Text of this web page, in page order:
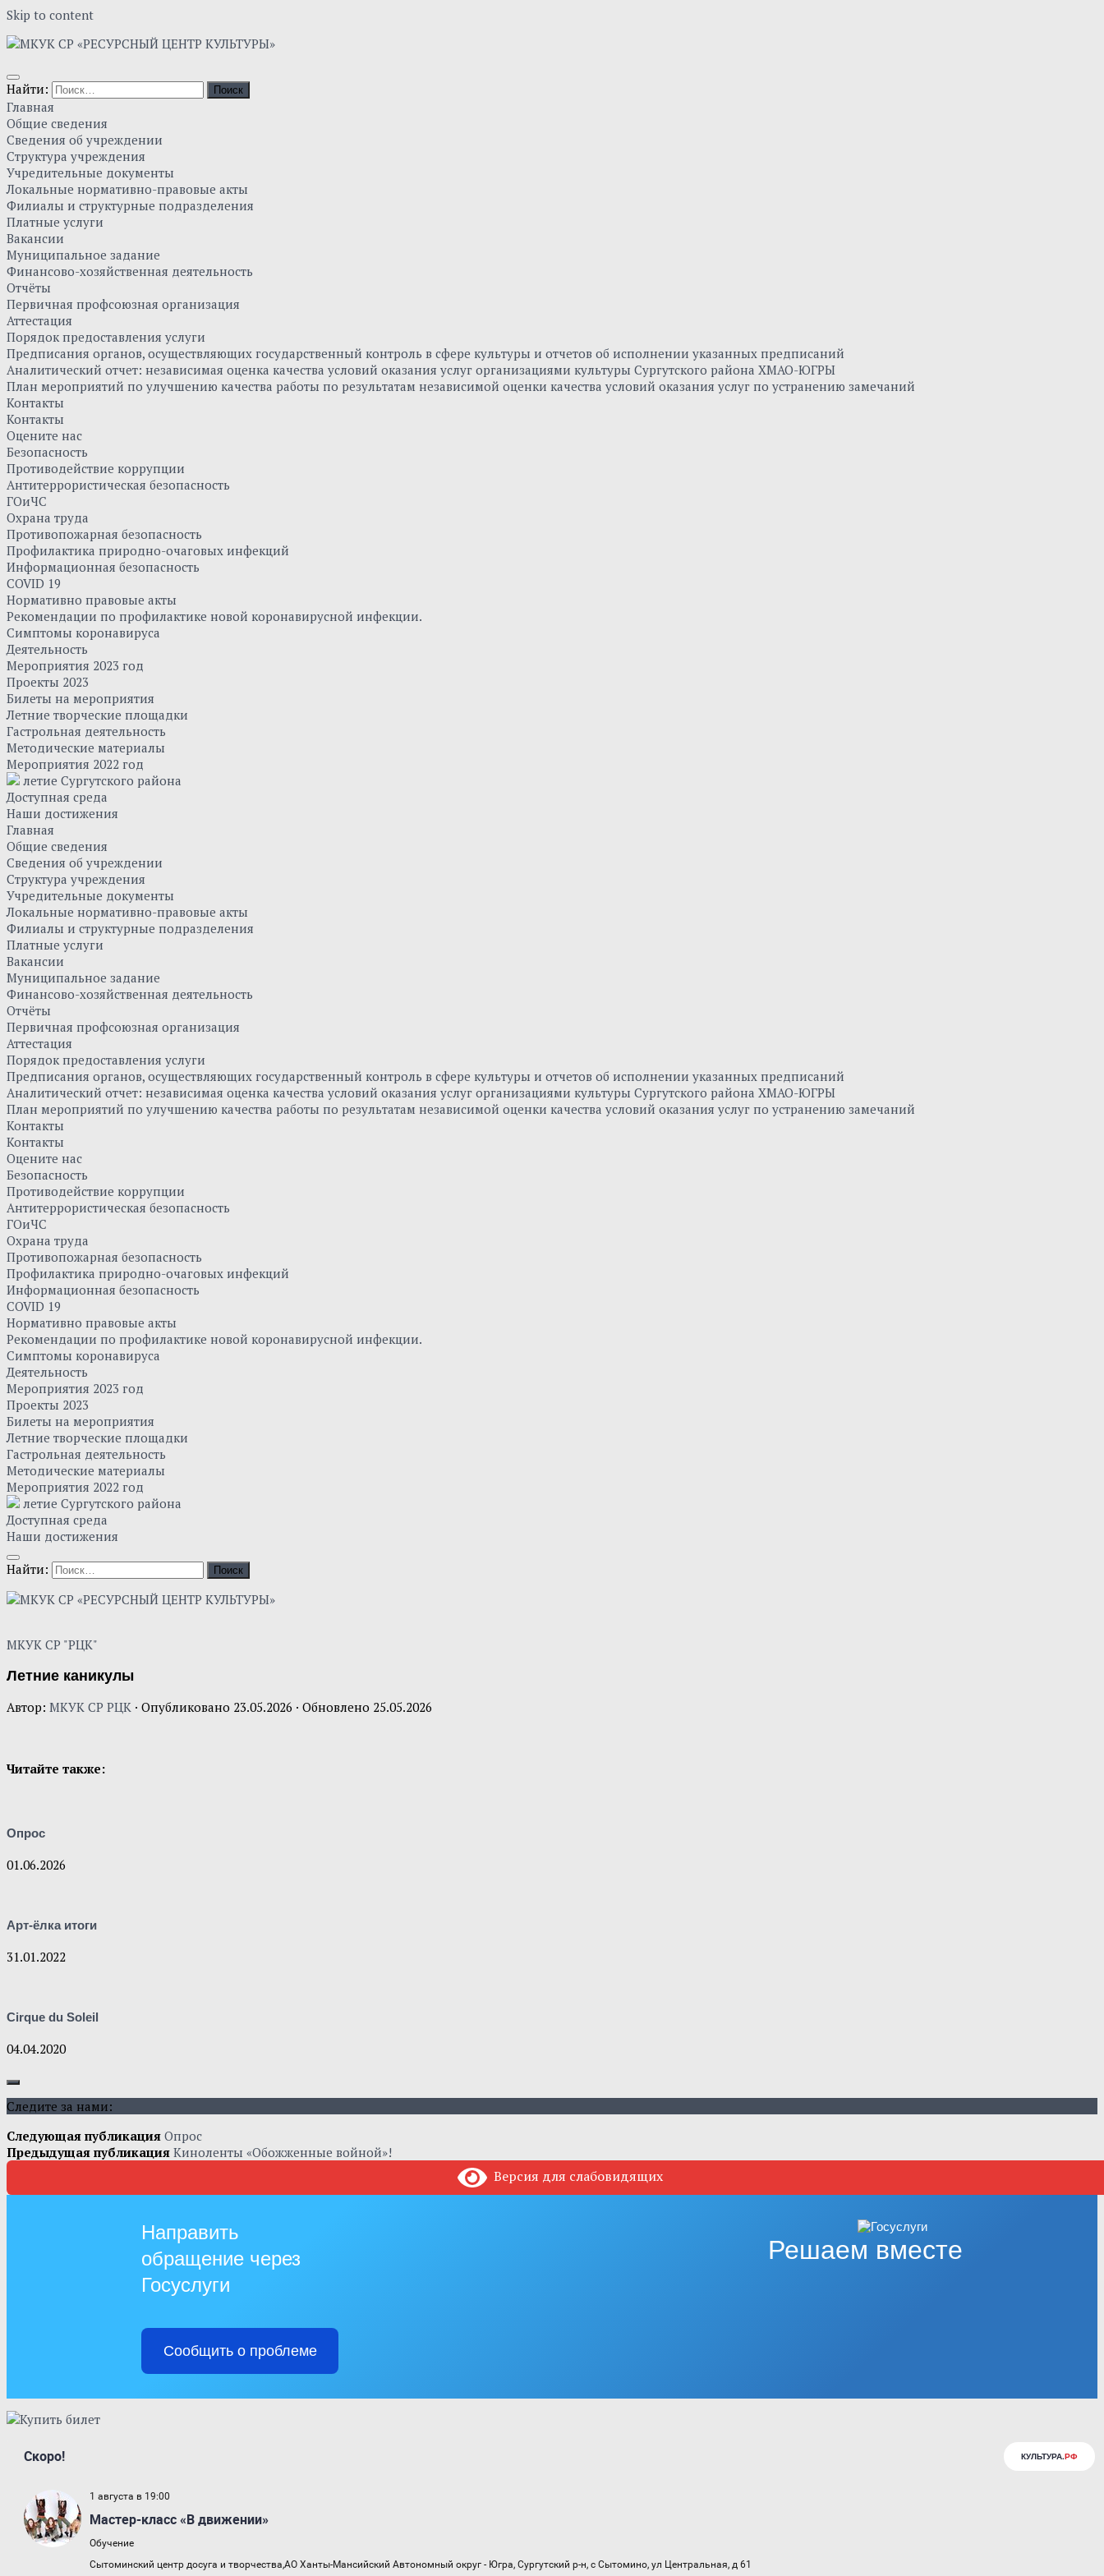
Skip to content
Найти:
Главная
Общие сведения
Сведения об учреждении
Структура учреждения
Учредительные документы
Локальные нормативно-правовые акты
Филиалы и структурные подразделения
Платные услуги
Вакансии
Муниципальное задание
Финансово-хозяйственная деятельность
Отчёты
Первичная профсоюзная организация
Аттестация
Порядок предоставления услуги
Предписания органов, осуществляющих государственный контроль в сфере культуры и отчетов об исполнении указанных предписаний
Аналитический отчет: независимая оценка качества условий оказания услуг организациями культуры Сургутского района ХМАО-ЮГРЫ
План мероприятий по улучшению качества работы по результатам независимой оценки качества условий оказания услуг по устранению замечаний
Контакты
Контакты
Оцените нас
Безопасность
Противодействие коррупции
Антитеррористическая безопасность
ГОиЧС
Охрана труда
Противопожарная безопасность
Профилактика природно-очаговых инфекций
Информационная безопасность
COVID 19
Нормативно правовые акты
Рекомендации по профилактике новой коронавирусной инфекции.
Симптомы коронавируса
Деятельность
Мероприятия 2023 год
Проекты 2023
Билеты на мероприятия
Летние творческие площадки
Гастрольная деятельность
Методические материалы
Мероприятия 2022 год
летие Сургутского района
Доступная среда
Наши достижения
Главная
Общие сведения
Сведения об учреждении
Структура учреждения
Учредительные документы
Локальные нормативно-правовые акты
Филиалы и структурные подразделения
Платные услуги
Вакансии
Муниципальное задание
Финансово-хозяйственная деятельность
Отчёты
Первичная профсоюзная организация
Аттестация
Порядок предоставления услуги
Предписания органов, осуществляющих государственный контроль в сфере культуры и отчетов об исполнении указанных предписаний
Аналитический отчет: независимая оценка качества условий оказания услуг организациями культуры Сургутского района ХМАО-ЮГРЫ
План мероприятий по улучшению качества работы по результатам независимой оценки качества условий оказания услуг по устранению замечаний
Контакты
Контакты
Оцените нас
Безопасность
Противодействие коррупции
Антитеррористическая безопасность
ГОиЧС
Охрана труда
Противопожарная безопасность
Профилактика природно-очаговых инфекций
Информационная безопасность
COVID 19
Нормативно правовые акты
Рекомендации по профилактике новой коронавирусной инфекции.
Симптомы коронавируса
Деятельность
Мероприятия 2023 год
Проекты 2023
Билеты на мероприятия
Летние творческие площадки
Гастрольная деятельность
Методические материалы
Мероприятия 2022 год
летие Сургутского района
Доступная среда
Наши достижения
Найти:
МКУК СР "РЦК"
Летние каникулы
Автор: МКУК СР РЦК · Опубликовано 23.05.2026 · Обновлено 25.05.2026
Читайте также:
Опрос
01.06.2026
Арт-ёлка итоги
31.01.2022
Cirque du Soleil
04.04.2020
Следите за нами:
Следующая публикация Опрос
Предыдущая публикация Киноленты «Обожженные войной»!
Версия для слабовидящих
Решаем вместе
Направить
обращение через
Госуслуги
Сообщить о проблеме